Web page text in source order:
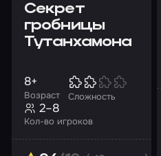
Секрет
гробницы
Тутанхамона
Возраст
8+
Сложность
Кол-во игроков
2–8